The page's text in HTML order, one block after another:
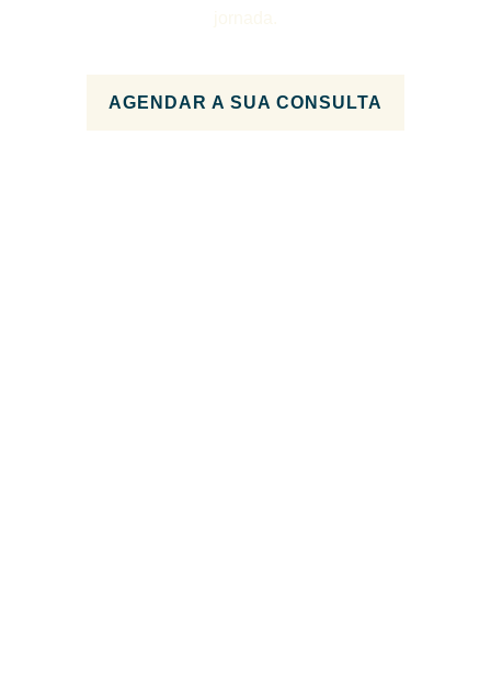
AGENDAR A SUA CONSULTA